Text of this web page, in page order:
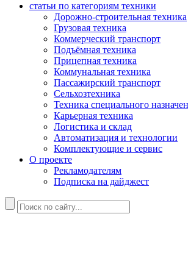
статьи по категориям техники
Дорожно-строительная техника
Грузовая техника
Коммерческий транспорт
Подъёмная техника
Прицепная техника
Коммунальная техника
Пассажирский транспорт
Сельхозтехника
Техника специального
Карьерная техника
Логистика и склад
Автоматизация и технологии
Комплектующие и сервис
О проекте
Рекламодателям
Подписка на дайджест